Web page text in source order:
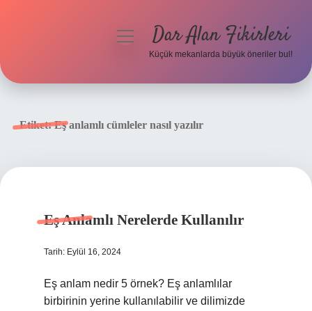
menüyüDar Alan Fikirleri
Küçük mekanlarda büyük öneriler bul!
Etiket:Eş anlamlı cümleler nasıl yazılır
Eş Anlamlı Nerelerde Kullanılır
Tarih: Eylül 16, 2024
Eş anlam nedir 5 örnek? Eş anlamlılar
birbirinin yerine kullanılabilir ve dilimizde